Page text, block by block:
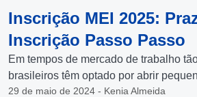
Inscrição MEI 2025:
Inscrição Passo Passo
Em tempos de mercado de trabalho
brasileiros têm optado por abrir
29 de maio de 2024 - Kenia Almeida